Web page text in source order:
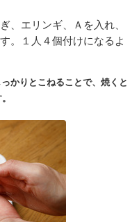
、エリンギ、Ａを入れ、
。１人４個付けになるよ
かりとこねることで、焼くと